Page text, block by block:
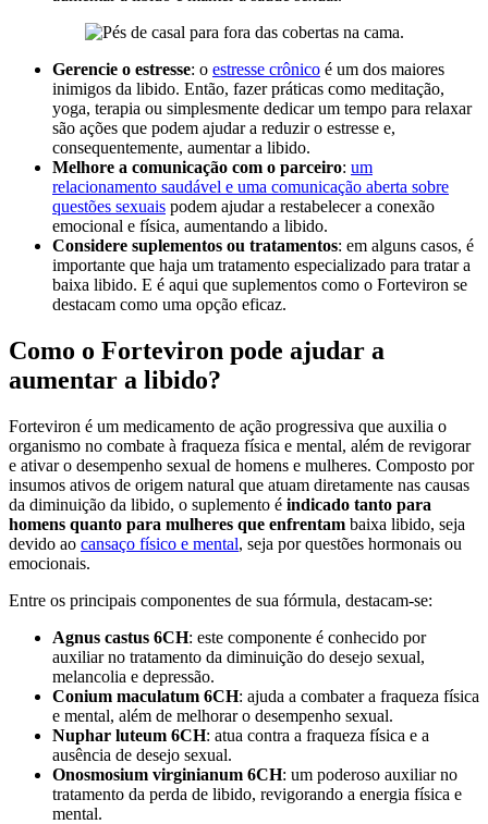
Gerencie o estresse: o estresse crônico é um dos maiores
inimigos da libido. Então, fazer práticas como meditação,
yoga, terapia ou simplesmente dedicar um tempo para relaxar
são ações que podem ajudar a reduzir o estresse e,
consequentemente, aumentar a libido.
Melhore a comunicação com o parceiro: um
relacionamento saudável e uma comunicação aberta sobre
questões sexuais podem ajudar a restabelecer a conexão
emocional e física, aumentando a libido.
Considere suplementos ou tratamentos: em alguns casos, é
importante que haja um tratamento especializado para tratar a
baixa libido. E é aqui que suplementos como o Forteviron se
destacam como uma opção eficaz.
Como o Forteviron pode ajudar a
aumentar a libido?
Forteviron é um medicamento de ação progressiva que auxilia o
organismo no combate à fraqueza física e mental, além de revigorar
e ativar o desempenho sexual de homens e mulheres. Composto por
insumos ativos de origem natural que atuam diretamente nas causas
da diminuição da libido, o suplemento é indicado tanto para
homens quanto para mulheres que enfrentam baixa libido, seja
devido ao cansaço físico e mental, seja por questões hormonais ou
emocionais.
Entre os principais componentes de sua fórmula, destacam-se:
Agnus castus 6CH: este componente é conhecido por
auxiliar no tratamento da diminuição do desejo sexual,
melancolia e depressão.
Conium maculatum 6CH: ajuda a combater a fraqueza física
e mental, além de melhorar o desempenho sexual.
Nuphar luteum 6CH: atua contra a fraqueza física e a
ausência de desejo sexual.
Onosmosium virginianum 6CH: um poderoso auxiliar no
tratamento da perda de libido, revigorando a energia física e
mental.